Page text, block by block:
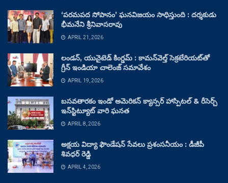
‘పరమపద సోపానం’ ఘనవిజయం సాధిస్తుంది : దర్శకుడు
భీమనేని శ్రీనివాసరావు
APRIL 21, 2026
లండన్, యునైటెడ్ కింగ్డమ్ : కామన్‌వెల్త్ సెక్రటేరియట్‌తో
గ్రీన్ ఇండియా చాలెంజ్ సమావేశం
APRIL 19, 2026
బసవతారకం ఇండో అమెరికన్ క్యాన్సర్ హాస్పిటల్ & రీసెర్చ్
ఇన్‌స్టిట్యూట్ వారి ఘనత
APRIL 8, 2026
అక్షయ విద్యా ఫౌండేషన్ సేవలు ప్రశంసనీయం : డీజీపీ
శివధర్ రెడ్డి
APRIL 4, 2026